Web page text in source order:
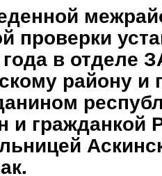
проверки
в отделе
району и
и гражданкой